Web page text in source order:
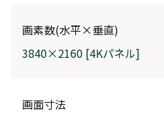
画素数(水平×垂直)
3840×2160 [4Kパネル]
画面寸法